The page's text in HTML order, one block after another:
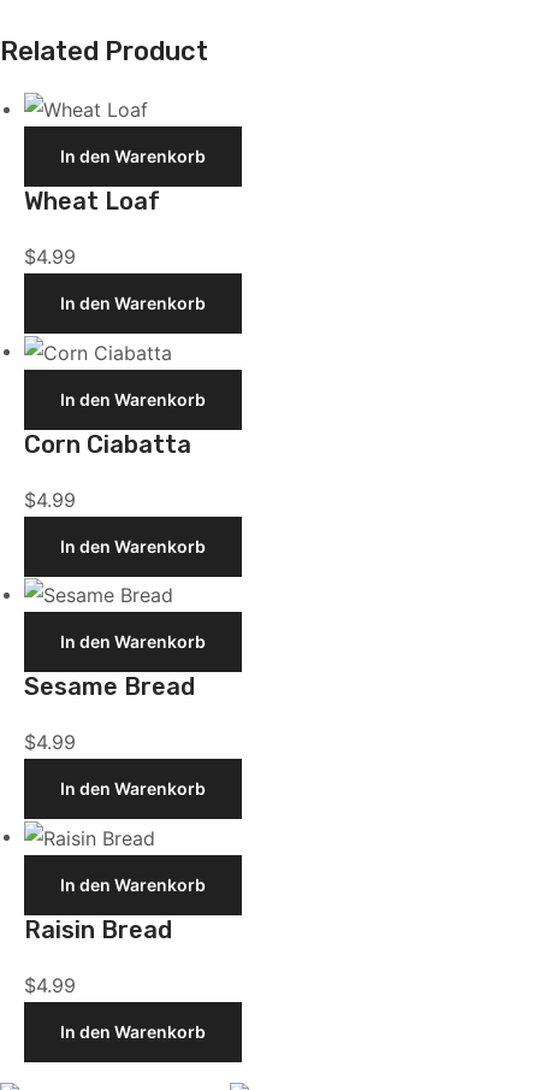
Related Product
In den Warenkorb
Wheat Loaf
$4.99
In den Warenkorb
In den Warenkorb
Corn Ciabatta
$4.99
In den Warenkorb
In den Warenkorb
Sesame Bread
$4.99
In den Warenkorb
In den Warenkorb
Raisin Bread
$4.99
In den Warenkorb